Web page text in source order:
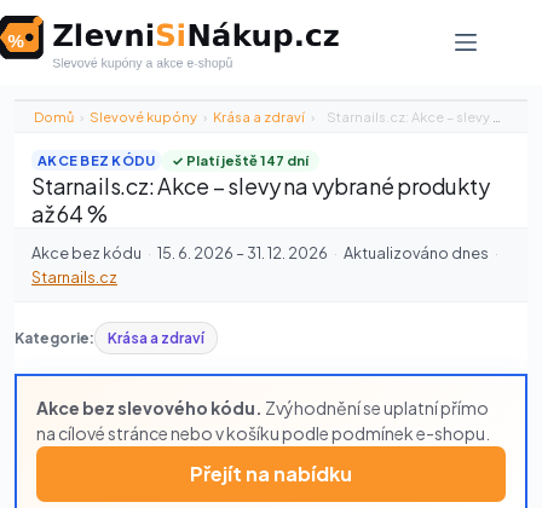
to
content
Domů › Slevové kupóny › Krása a zdraví › Starnails.cz: Akce – slevy na vybrané…
AKCE BEZ KÓDU ✓ Platí ještě 147 dní
Starnails.cz: Akce – slevy na vybrané produkty
až 64 %
Akce bez kódu · 15. 6. 2026 – 31. 12. 2026 · Aktualizováno dnes ·
Starnails.cz
Kategorie: Krása a zdraví
Akce bez slevového kódu. Zvýhodnění se uplatní přímo
na cílové stránce nebo v košíku podle podmínek e-shopu.
Přejít na nabídku